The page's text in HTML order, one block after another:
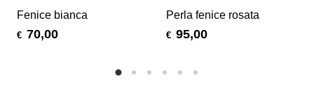
Fenice bianca
€ 70,00
Perla fenice rosata
€ 95,00